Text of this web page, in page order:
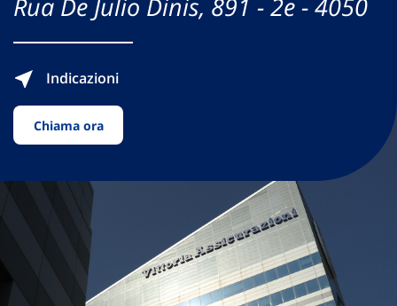
Indicazioni
Chiama ora